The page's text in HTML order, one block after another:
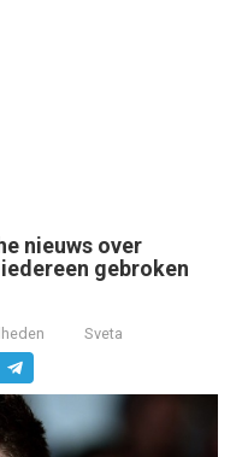
nieuws over
gebroken
Sveta